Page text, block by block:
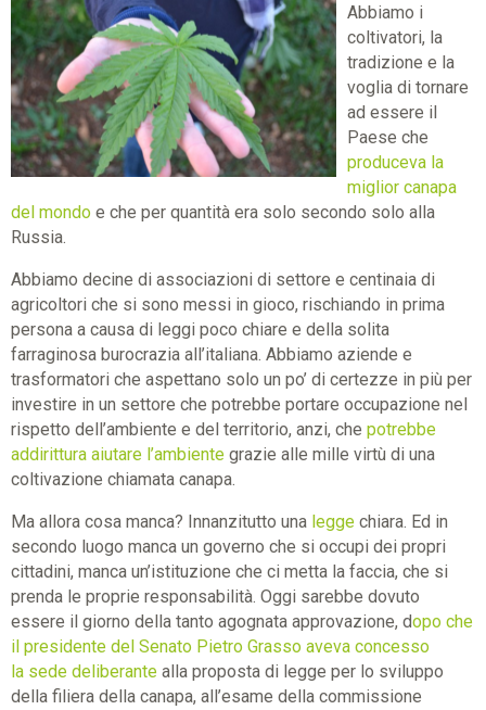
Abbiamo i
coltivatori, la
tradizione e la
voglia di tornare
ad essere il
Paese che
produceva la
miglior canapa
del mondo e che per quantità era solo secondo solo alla
Russia.
Abbiamo decine di associazioni di settore e centinaia di
agricoltori che si sono messi in gioco, rischiando in prima
persona a causa di leggi poco chiare e della solita
farraginosa burocrazia all’italiana. Abbiamo aziende e
trasformatori che aspettano solo un po’ di certezze in più per
investire in un settore che potrebbe portare occupazione nel
rispetto dell’ambiente e del territorio, anzi, che potrebbe
addirittura aiutare l’ambiente grazie alle mille virtù di una
coltivazione chiamata canapa.
Ma allora cosa manca? Innanzitutto una legge chiara. Ed in
secondo luogo manca un governo che si occupi dei propri
cittadini, manca un’istituzione che ci metta la faccia, che si
prenda le proprie responsabilità. Oggi sarebbe dovuto
essere il giorno della tanto agognata approvazione, dopo che
il presidente del Senato Pietro Grasso aveva concesso
la sede deliberante alla proposta di legge per lo sviluppo
della filiera della canapa, all’esame della commissione